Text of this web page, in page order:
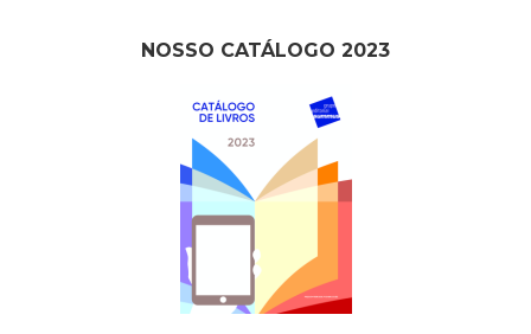
NOSSO CATÁLOGO 2023